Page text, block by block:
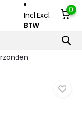
Incl.Excl.
BTW
0